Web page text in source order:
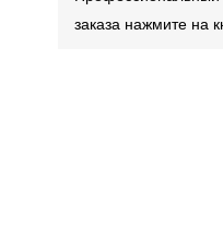
заказа нажмите на